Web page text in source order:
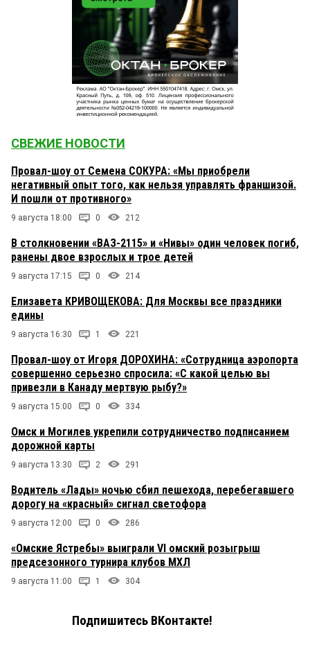
СВЕЖИЕ НОВОСТИ
Провал-шоу от Семена СОКУРА: «Мы приобрели
негативный опыт того, как нельзя управлять франшизой.
И пошли от противного»
9 августа 18:00 0 212
В столкновении «ВАЗ-2115» и «Нивы» один человек погиб,
ранены двое взрослых и трое детей
9 августа 17:15 0 214
Елизавета КРИВОЩЕКОВА: Для Москвы все праздники
едины
9 августа 16:30 1 221
Провал-шоу от Игоря ДОРОХИНА: «Сотрудница аэропорта
совершенно серьезно спросила: «С какой целью вы
привезли в Канаду мертвую рыбу?»
9 августа 15:00 0 334
Омск и Могилев укрепили сотрудничество подписанием
дорожной карты
9 августа 13:30 2 291
Водитель «Лады» ночью сбил пешехода, перебегавшего
дорогу на «красный» сигнал светофора
9 августа 12:00 0 286
«Омские Ястребы» выиграли VI омский розыгрыш
предсезонного турнира клубов МХЛ
9 августа 11:00 1 304
Подпишитесь ВКонтакте!